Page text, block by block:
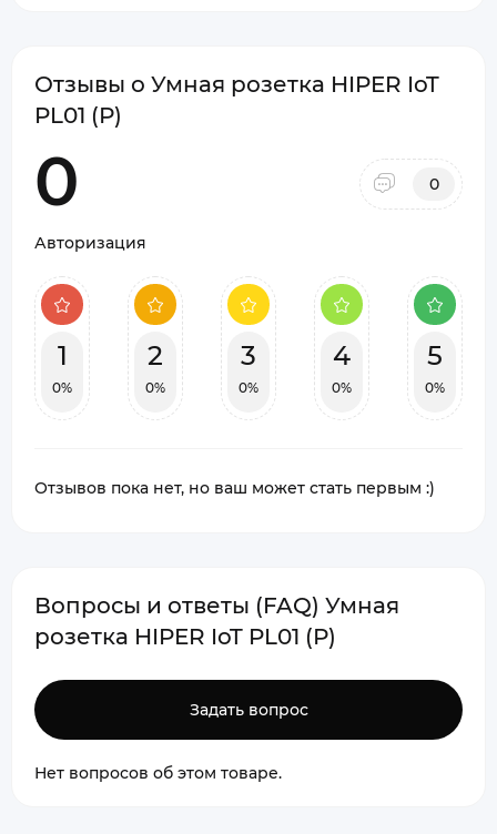
Отзывы о Умная розетка HIPER IoT
PL01 (Р)
0 0
Авторизация
1
0%
2
0%
3
0%
4
0%
5
0%
Отзывов пока нет, но ваш может стать первым :)
Вопросы и ответы (FAQ) Умная
розетка HIPER IoT PL01 (Р)
Задать вопрос
Нет вопросов об этом товаре.